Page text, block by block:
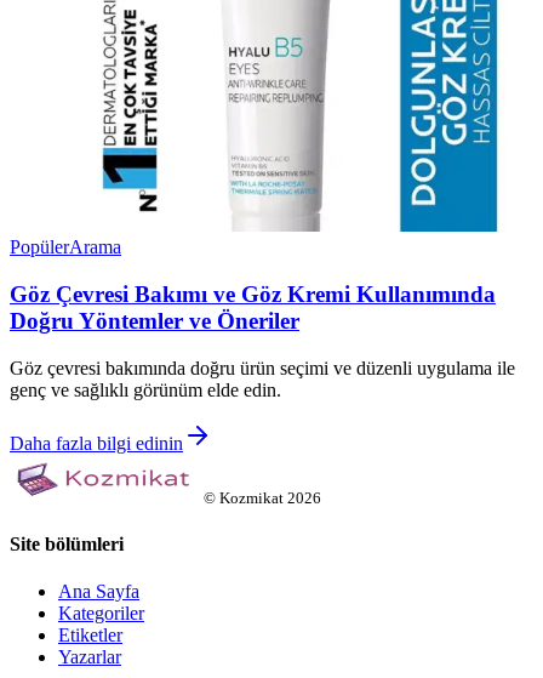
PopülerArama
Göz Çevresi Bakımı ve Göz Kremi Kullanımında
Doğru Yöntemler ve Öneriler
Göz çevresi bakımında doğru ürün seçimi ve düzenli uygulama ile
genç ve sağlıklı görünüm elde edin.
Daha fazla bilgi edinin
© Kozmikat 2026
Site bölümleri
Ana Sayfa
Kategoriler
Etiketler
Yazarlar